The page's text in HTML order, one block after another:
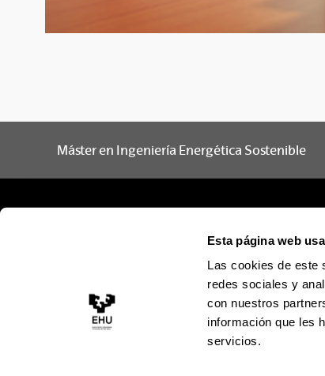
Esta página web
Las cookies de este
redes sociales y
con nuestros
información que les
servicios.
Máster en Ingeniería Energética Sostenible